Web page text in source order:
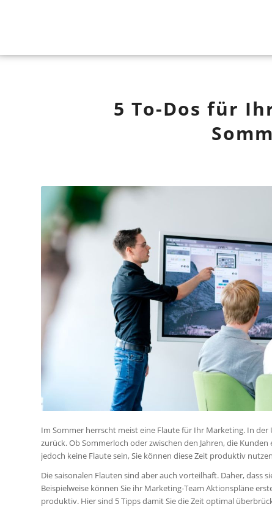
5 To-Dos für
Im Sommer herrscht meist eine Flaute für Ihr Marketing. In
zurück. Ob Sommerloch oder zwischen den Jahren, die
jedoch keine Flaute sein, Sie können diese Zeit produktiv
Die saisonalen Flauten sind aber auch vorteilhaft. Daher, dass
Beispielweise können Sie ihr Marketing-Team Aktionspläne
produktiv. Hier sind 5 Tipps damit Sie die Zeit optimal